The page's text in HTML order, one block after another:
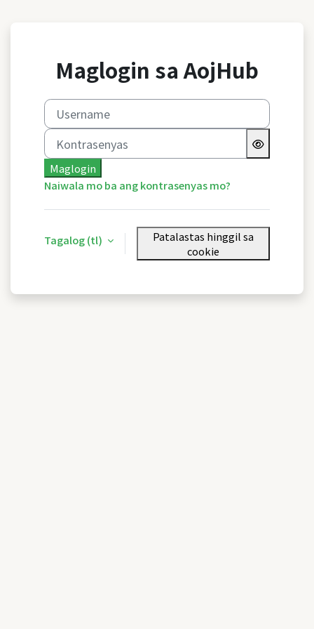
Maglogin sa AojHub
Username
Kontrasenyas
Maglogin
Naiwala mo ba ang kontrasenyas mo?
Tagalog ‎(tl)‎
Patalastas hinggil sa
cookie